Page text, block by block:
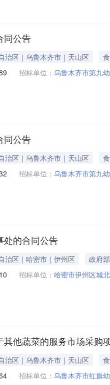
同公告
治区｜乌鲁木齐市｜天山区
招标单位： 乌鲁木齐市第九
同公告
治区｜乌鲁木齐市｜天山区
招标单位： 乌鲁木齐市第九
处的合同公告
治区｜哈密市｜伊州区
政府
招标单位： 哈密市伊州区城
他蔬菜的服务市场采购
治区｜乌鲁木齐市｜天山区
招标单位： 乌鲁木齐市红旗